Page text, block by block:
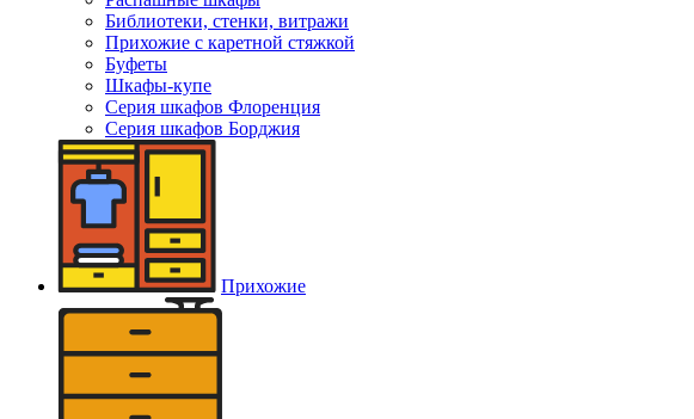
Библиотеки, стенки, витражи
Прихожие с каретной стяжкой
Буфеты
Шкафы-купе
Серия шкафов Флоренция
Серия шкафов Борджия
Прихожие